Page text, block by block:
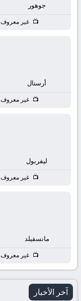
مباشر
جوهور
غير معروف
أرسنال
غير معروف
ليفربول
غير معروف
مانسفيلد
غير معروف
آخر الأخبار